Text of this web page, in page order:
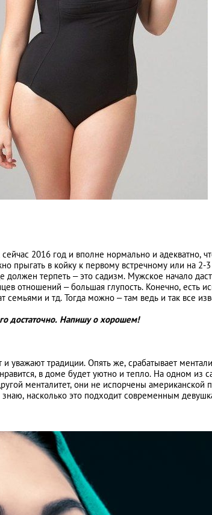
2016 год и вполне нормально и адекватно,
прыгать в койку к первому встречному или на 2-
должен терпеть – это садизм. Мужское начало
отношений – большая глупость. Конечно, есть
и тд. Тогда можно – там ведь и так все
достаточно. Напишу о хорошем!
уважают традиции. Опять же, срабатывает
в доме будет уютно и тепло. На одном из
менталитет, они не испорчены американской
насколько это подходит современным